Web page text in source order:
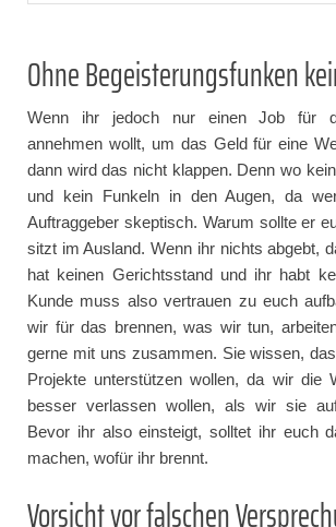
Ohne Begeisterungsfunken
Wenn ihr jedoch nur einen Job für
annehmen wollt, um das Geld für eine
dann wird das nicht klappen. Denn wo
und kein Funkeln in den Augen, da
Auftraggeber skeptisch. Warum sollte er
sitzt im Ausland. Wenn ihr nichts abgebt,
hat keinen Gerichtsstand und ihr habt
Kunde muss also vertrauen zu euch
wir für das brennen, was wir tun,
gerne mit uns zusammen. Sie wissen,
Projekte unterstützen wollen, da wir die
besser verlassen wollen, als wir sie
Bevor ihr also einsteigt, solltet ihr euch
machen, wofür ihr brennt.
Vorsicht vor falschen